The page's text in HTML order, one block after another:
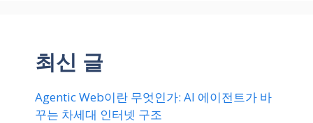
최신 글
Agentic Web이란 무엇인가: AI 에이전트가 바
꾸는 차세대 인터넷 구조